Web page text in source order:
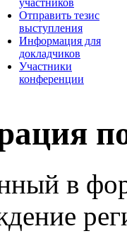
Отправить тезис
выступления
Информация для
докладчиков
Участники
конференции
в